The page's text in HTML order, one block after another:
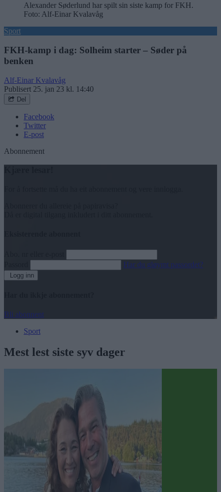
Alexander Søderlund har spilt sin siste kamp for FKH.
Foto: Alf-Einar Kvalavåg
Sport
FKH-kamp i dag: Solheim starter – Søder på
benken
Alf-Einar Kvalavåg
Publisert 25. jan 23 kl. 14:40
Del
Facebook
Twitter
E-post
Abonnement
Har du gløymt passordet?
Logg inn
Bli abonnent
Sport
Mest lest siste syv dager